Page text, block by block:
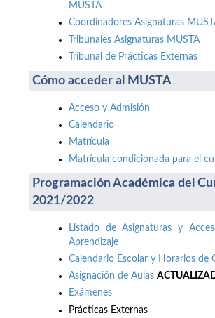
MUSTA
Coordinadores Asignaturas
Tribunales Asignaturas MUSTA
Tribunal de Prácticas Externas
Cómo acceder al MUSTA
Acceso y Admisión
Calendario
Matrícula
Matrícula condicionada para el
Programación Académica del
2021/2022
Listado de Asignaturas y
Aprendizaje
Calendario Escolar y Horarios de
Asignación de Aulas
Exámenes
Prácticas Externas